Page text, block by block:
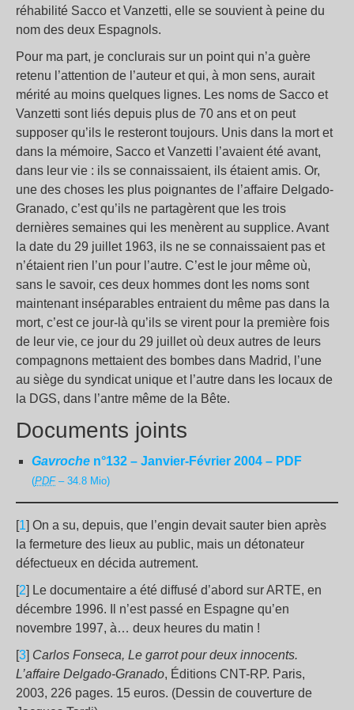
réhabilité Sacco et Vanzetti, elle se souvient à peine du
nom des deux Espagnols.
Pour ma part, je conclurais sur un point qui n’a guère
retenu l’attention de l’auteur et qui, à mon sens, aurait
mérité au moins quelques lignes. Les noms de Sacco et
Vanzetti sont liés depuis plus de 70 ans et on peut
supposer qu’ils le resteront toujours. Unis dans la mort et
dans la mémoire, Sacco et Vanzetti l’avaient été avant,
dans leur vie : ils se connaissaient, ils étaient amis. Or,
une des choses les plus poignantes de l’affaire Delgado-
Granado, c’est qu’ils ne partagèrent que les trois
dernières semaines qui les menèrent au supplice. Avant
la date du 29 juillet 1963, ils ne se connaissaient pas et
n’étaient rien l’un pour l’autre. C’est le jour même où,
sans le savoir, ces deux hommes dont les noms sont
maintenant inséparables entraient du même pas dans la
mort, c’est ce jour-là qu’ils se virent pour la première fois
de leur vie, ce jour du 29 juillet où deux autres de leurs
compagnons mettaient des bombes dans Madrid, l’une
au siège du syndicat unique et l’autre dans les locaux de
la DGS, dans l’antre même de la Bête.
Documents joints
Gavroche n°132 – Janvier-Février 2004 – PDF
(PDF– 34.8 Mio)
[1] On a su, depuis, que l’engin devait sauter bien après
la fermeture des lieux au public, mais un détonateur
défectueux en décida autrement.
[2] Le documentaire a été diffusé d’abord sur ARTE, en
décembre 1996. Il n’est passé en Espagne qu’en
novembre 1997, à… deux heures du matin !
[3] Carlos Fonseca, Le garrot pour deux innocents.
L’affaire Delgado-Granado, Éditions CNT-RP. Paris,
2003, 226 pages. 15 euros. (Dessin de couverture de